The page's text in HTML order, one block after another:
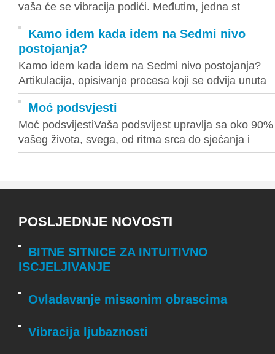
vaša će se vibracija podići. Međutim, jedna st
Kamo idem kada idem na Sedmi nivo
postojanja?
Kamo idem kada idem na Sedmi nivo postojanja?
Artikulacija, opisivanje procesa koji se odvija unuta
Moć podsvjesti
Moć podsvijestiVaša podsvijest upravlja sa oko 90%
vašeg života, svega, od ritma srca do sjećanja i
POSLJEDNJE NOVOSTI
BITNE SITNICE ZA INTUITIVNO
ISCJELJIVANJE
Ovladavanje misaonim obrascima
Vibracija ljubaznosti